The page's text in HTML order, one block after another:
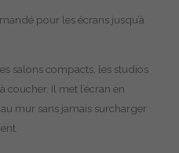
pour les écrans jusqu’à
salons compacts, les studios
coucher. Il met l’écran en
mur sans jamais surcharger